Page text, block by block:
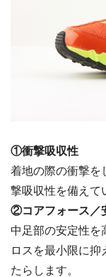
①衝撃吸収性
着地の際の衝撃を
撃吸収性を備えて
②コアフォース／
中足部の安定性を
ロスを最小限に
たらします。